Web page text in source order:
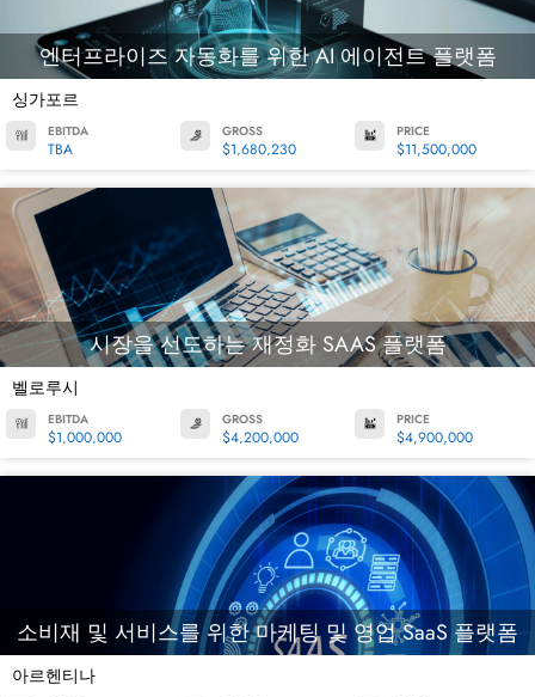
엔터프라이즈 자동화를 위한 AI 에이전트 플랫폼
싱가포르
EBITDA
TBA
GROSS
$1,680,230
PRICE
$11,500,000
시장을 선도하는 재정화 SAAS 플랫폼
벨로루시
EBITDA
$1,000,000
GROSS
$4,200,000
PRICE
$4,900,000
소비재 및 서비스를 위한 마케팅 및 영업 SaaS 플랫폼
아르헨티나